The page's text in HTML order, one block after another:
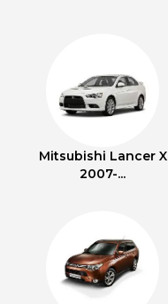
Mitsubishi Lancer X
2007-...